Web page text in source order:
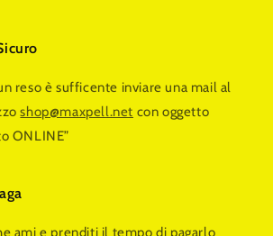
reso è sufficente inviare una mail al
shop@maxpell.net con oggetto
ONLINE”
ami e prenditi il tempo di pagarlo